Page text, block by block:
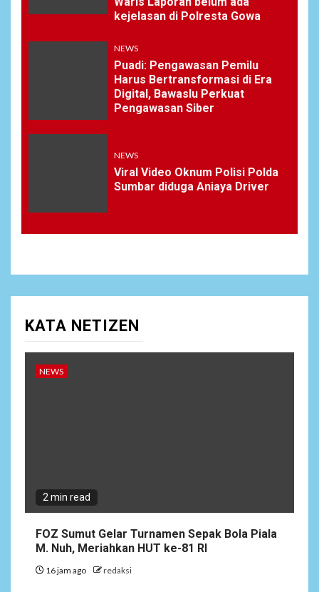
kejelasan di Polresta Gowa
NEWS
Puadi: Pengawasan Pemilu
Harus Bertransformasi di Era
Digital, Bawaslu Perkuat
Pengawasan Siber
NEWS
Viral Video Oknum Polisi Polda
Sumbar diduga Aniaya Driver
KATA NETIZEN
NEWS
2 min read
FOZ Sumut Gelar Turnamen Sepak Bola Piala
M. Nuh, Meriahkan HUT ke-81 RI
16 jam ago redaksi